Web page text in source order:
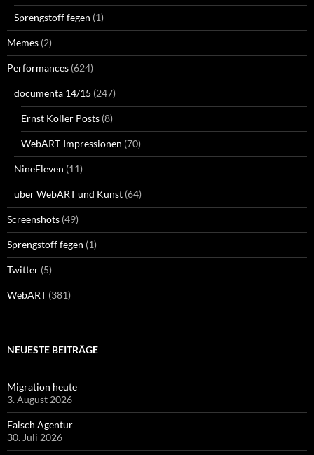
Sprengstoff fegen (1)
Memes (2)
Performances (624)
documenta 14/15 (247)
Ernst Koller Posts (8)
WebART-Impressionen (70)
NineEleven (11)
über WebART und Kunst (64)
Screenshots (49)
Sprengstoff fegen (1)
Twitter (5)
WebART (381)
NEUESTE BEITRÄGE
Migration heute
3. August 2026
Falsch Agentur
30. Juli 2026